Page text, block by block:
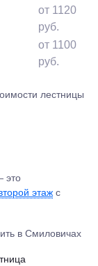
от 1120
руб.
от 1100
руб.
лестницы
это
этаж с